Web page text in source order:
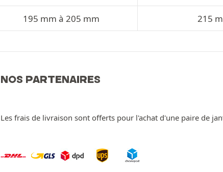
195 mm à 205 mm 215
NOS PARTENAIRES
Les frais de livraison sont offerts pour l'achat d'une paire de